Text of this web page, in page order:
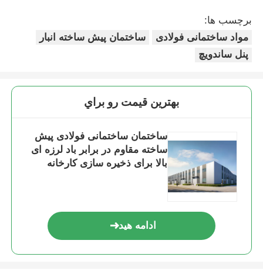
برچسب ها:
مواد ساختمانی فولادی
ساختمان پیش ساخته انبار
پنل ساندویچ
بهترين قيمت رو براي
ساختمان ساختمانی فولادی پیش
ساخته مقاوم در برابر باد لرزه ای
بالا برای ذخیره سازی کارخانه
ادامه هید